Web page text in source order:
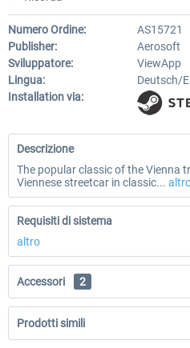
Numero Ordine:
AS15721
Publisher:
Aerosoft
Sviluppatore:
ViewApp
Lingua:
Deutsch/
Installation via:
Descrizione
The popular classic of the Vienna
Viennese streetcar in classic...
Requisiti di sistema
altro
Accessori 2
Prodotti simili